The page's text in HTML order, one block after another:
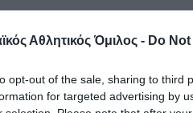
Αθλητικός Όμιλος - Do
opt-out of the sale, sharing to third
for targeted advertising by
ΜΕ ΑΜΑΞΙΔΙΟ